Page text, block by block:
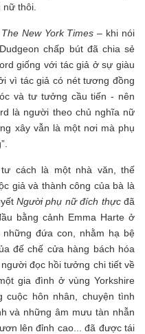
thôi.
The New York Times – khi nói
chấp bút đã chia sẻ
giống với tác giả ở sự giàu
vì tác giả có nét tương đồng
và tư tưởng cầu tiến - nên
là người theo chủ nghĩa nữ
xây vẫn là một nơi mà phụ
cách là một nhà văn, thế
giả và thành công của bà là
Người phụ nữ đích thựcđã
bằng cảnh Emma Harte ở
đứa con, nhằm hạ bệ
đế chế cửa hàng bách hóa
đọc hồi tưởng chi tiết về
gia đình ở vùng Yorkshire
hôn nhân, chuyện tình
và những âm mưu tàn nhẫn
lên đỉnh cao... đã được tái